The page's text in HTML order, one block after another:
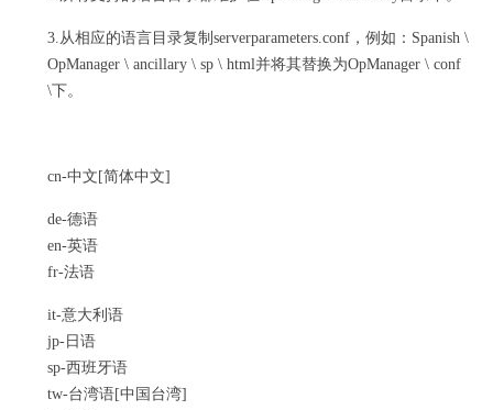
3.从相应的语言目录复制serverparameters.conf，例如：Spanish \
OpManager \ ancillary \ sp \ html并将其替换为OpManager \ conf
\下。
cn-中文[简体中文]
de-德语
en-英语
fr-法语
it-意大利语
jp-日语
sp-西班牙语
tw-台湾语[中国台湾]